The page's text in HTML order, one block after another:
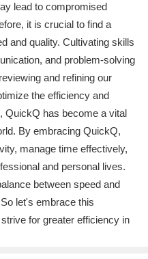
lead to compromised
it is crucial to find a
and quality. Cultivating skills
and problem-solving
and refining our
the efficiency and
QuickQ has become a vital
By embracing QuickQ,
manage time effectively,
and personal lives.
between speed and
let's embrace this
for greater efficiency in